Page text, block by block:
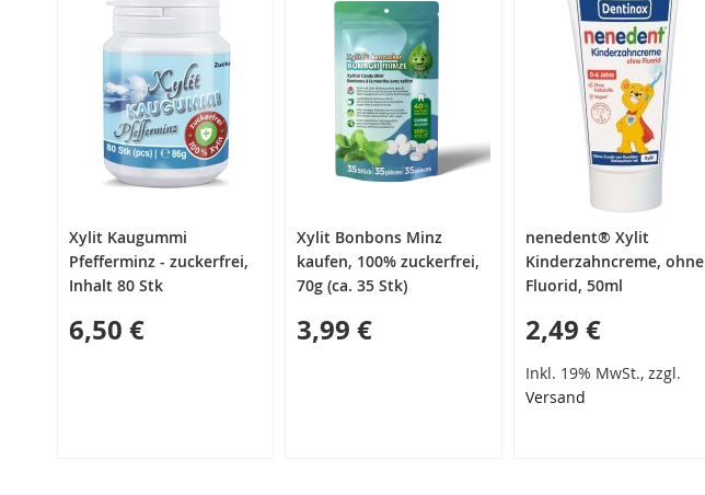
Xylit Kaugummi
Pfefferminz - zuckerfrei,
Inhalt 80 Stk
6,50 €
Xylit Bonbons Minz
kaufen, 100% zuckerfrei,
70g (ca. 35 Stk)
3,99 €
nenedent® Xylit
Kinderzahncreme, ohne
Fluorid, 50ml
2,49 €
Inkl. 19% MwSt., zzgl.
Versand